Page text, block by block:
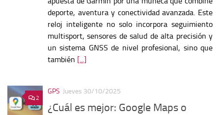
deporte, aventura y conectividad avanzada. Este
reloj inteligente no solo incorpora seguimiento
multisport, sensores de salud de alta precisión y
un sistema GNSS de nivel profesional, sino que
también [...]
2
GPS Jueves 30/10/2025
¿Cuál es mejor: Google Maps o